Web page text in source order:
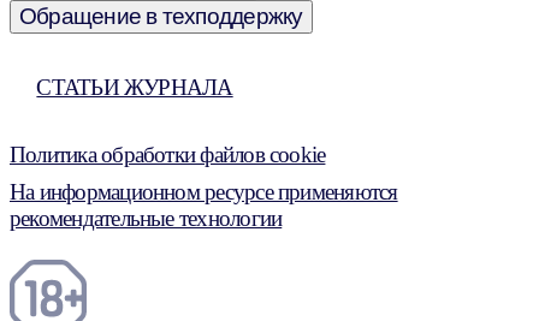
Обращение в техподдержку
СТАТЬИ ЖУРНАЛА
Политика обработки файлов cookie
На информационном ресурсе применяются
рекомендательные технологии